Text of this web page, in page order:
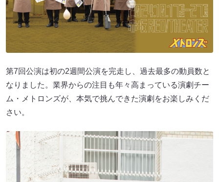
第7回公演は初の2週間公演を完走し、過去最多の動員数と
なりました。業界からの注目も年々高まっている演劇チー
ム・メトロンズが、本気で挑んできた演劇をお楽しみくだ
さい。